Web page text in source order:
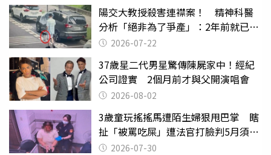
陽交大教授殺害連襟案！ 精神科醫
分析「絕非為了爭產」：2年前就已言
行詭異
2026-07-22
37歲星二代男星驚傳陳屍家中！經紀
公司證實 2個月前才與父開演唱會
2026-08-02
3歲童玩搖搖馬遭陌生婦狠甩巴掌 瞎
扯「被罵吃屎」遭法官打臉判5月須入
監 2026-07-30